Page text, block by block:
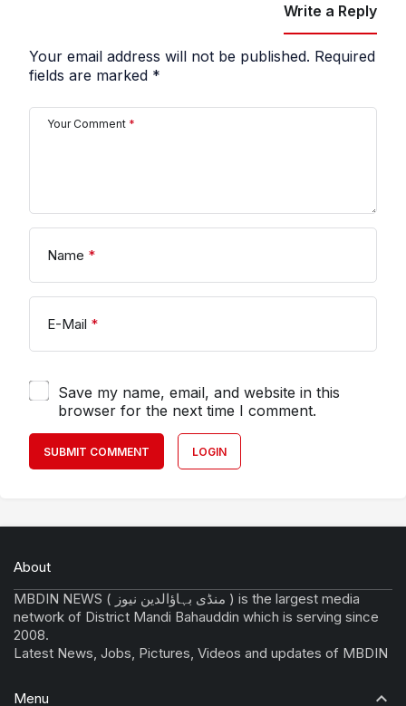
Write a Reply
Your email address will not be published. Required
fields are marked *
Your Comment *
Name *
E-Mail *
Save my name, email, and website in this
browser for the next time I comment.
SUBMIT COMMENT LOGIN
About
MBDIN NEWS ( منڈی بہاؤالدین نیوز ) is the largest media
network of District Mandi Bahauddin which is serving since
2008.
Latest News, Jobs, Pictures, Videos and updates of MBDIN
Menu